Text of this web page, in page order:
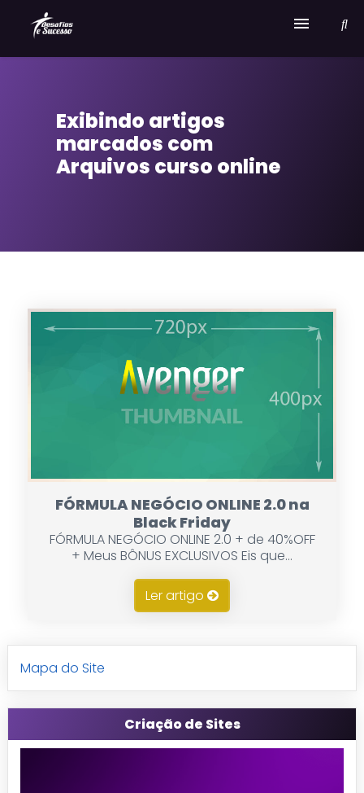
Serviços
Sobre Desafios e Sucesso
Exibindo artigos
marcados com
Arquivos curso online
FÓRMULA NEGÓCIO ONLINE 2.0 na
Black Friday
FÓRMULA NEGÓCIO ONLINE 2.0 + de 40%OFF
+ Meus BÔNUS EXCLUSIVOS Eis que...
Ler artigo
Mapa do Site
Criação de Sites